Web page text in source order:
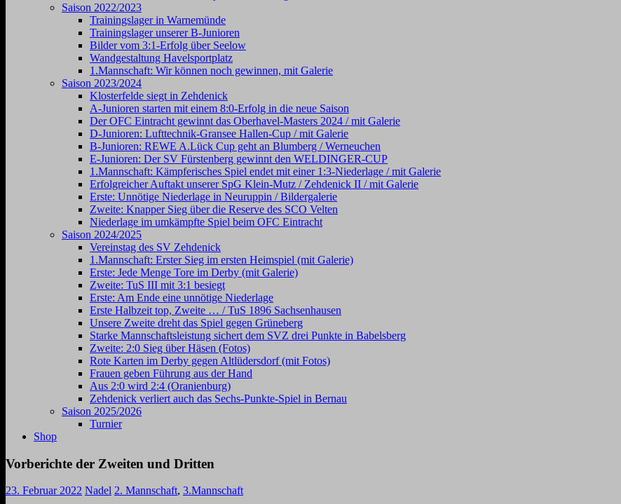
Saison 2022/2023
Trainingslager in Warnemünde
Trainingslager unserer B-Junioren
Bilder vom 3:1-Erfolg über Seelow
Wandgestaltung Havelsportplatz
1.Mannschaft: Wir können noch gewinnen, mit Galerie
Saison 2023/2024
Klosterfelde siegt in Zehdenick
A-Junioren starten mit einem 8:0-Erfolg in die neue Saison
Der OFC Eintracht gewinnt das Oberhavel-Masters 2024 / mit Galerie
D-Junioren: Lufttechnik-Gransee Hallen-Cup / mit Galerie
B-Junioren: REWE A.Lück Cup geht an Blumberg / Werneuchen
E-Junioren: Der SV Fürstenberg gewinnt den WELDINGER-CUP
1.Mannschaft: Kämpferisches Spiel endet mit einer 1:3-Niederlage / mit Galerie
Erfolgreicher Auftakt unserer SpG Klein-Mutz / Zehdenick II / mit Galerie
Erste: Unnötige Niederlage in Neuruppin / Bildergalerie
Zweite: Knapper Sieg über die Reserve des SCO Velten
Niederlage im umkämpfte Spiel beim OFC Eintracht
Saison 2024/2025
Vereinstag des SV Zehdenick
1.Mannschaft: Erster Sieg im ersten Heimspiel (mit Galerie)
Erste: Jede Menge Tore im Derby (mit Galerie)
Zweite: TuS III mit 3:1 besiegt
Erste: Am Ende eine unnötige Niederlage
Erste Halbzeit top, Zweite … / TuS 1896 Sachsenhausen
Unsere Zweite dreht das Spiel gegen Grüneberg
Starke Mannschaftsleistung sichert dem SVZ drei Punkte in Babelsberg
Zweite: 2:0 Sieg über Häsen (Fotos)
Rote Karten im Derby gegen Altlüdersdorf (mit Fotos)
Frauen geben Führung aus der Hand
Aus 2:0 wird 2:4 (Oranienburg)
Zehdenick verliert auch das Sechs-Punkte-Spiel in Bernau
Saison 2025/2026
Turnier
Shop
Vorberichte der Zweiten und Dritten
23. Februar 2022 Nadel 2. Mannschaft, 3.Mannschaft